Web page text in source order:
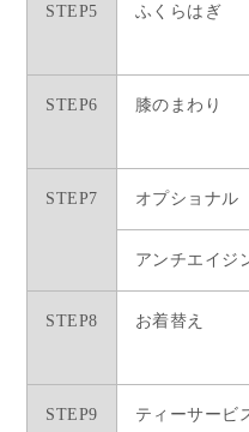
STEP5 ふくらはぎ
STEP6 膝のまわり
STEP7 オプショナル
アンチエイジ
STEP8 お着替え
STEP9 ティーサービ